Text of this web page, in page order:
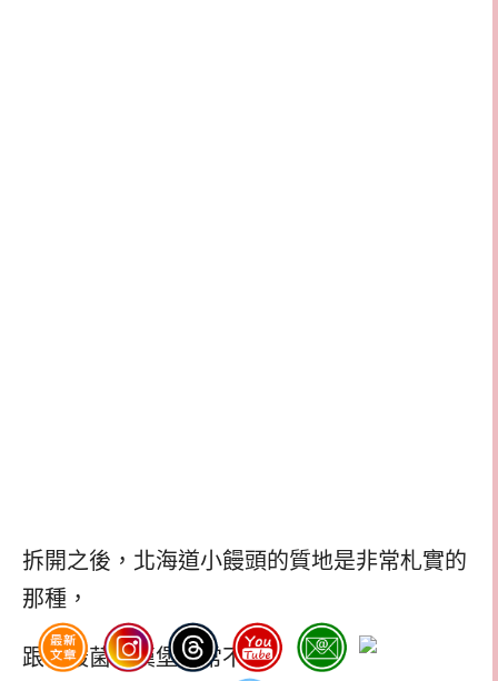
拆開之後，北海道小饅頭的質地是非常札實的
那種，
跟乳酸菌小漢堡非常不同，